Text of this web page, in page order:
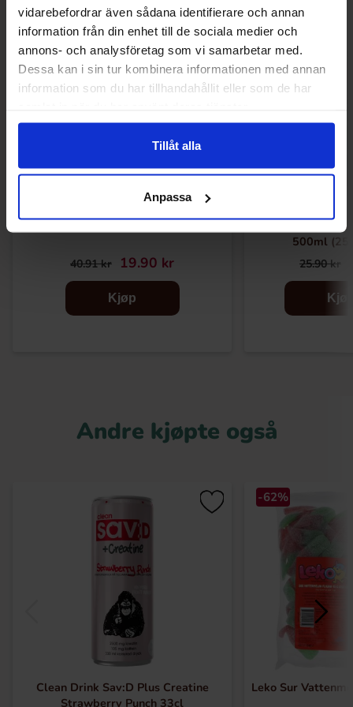
vidarebefordrar även sådana identifierare och annan
information från din enhet till de sociala medier och
annons- och analysföretag som vi samarbetar med.
Dessa kan i sin tur kombinera informationen med annan
information som du har tillhandahållit eller som de har
Tillåt alla
Anpassa
-51%
40.91 kr 19.90 kr
Kjøp
-15%
Durstlöscher
500ml
25.90 kr
Andre kjøpte også
Clean Drink Sav:D Plus Creatine
Strawberry Punch 33cl
-62%
Leko Sur